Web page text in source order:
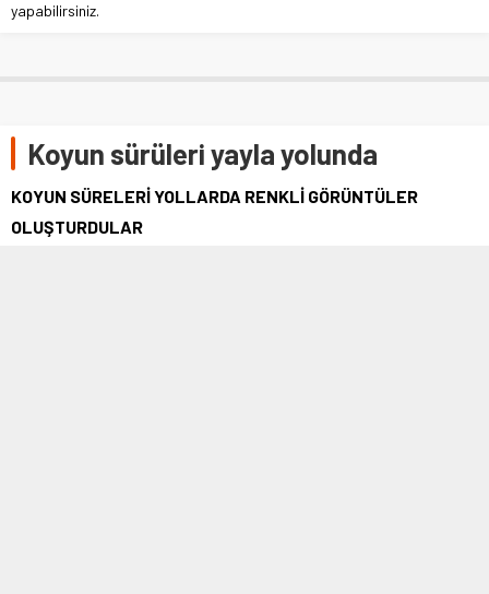
yapabilirsiniz.
Koyun sürüleri yayla yolunda
KOYUN SÜRELERİ YOLLARDA RENKLİ GÖRÜNTÜLER
OLUŞTURDULAR